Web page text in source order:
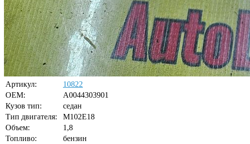
Артикул:
10822
OEM:
A0044303901
Кузов тип:
седан
Тип двигателя:
M102E18
Объем:
1,8
Топливо:
бензин